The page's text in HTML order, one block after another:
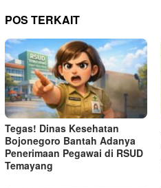
POS TERKAIT
Tegas! Dinas Kesehatan
Bojonegoro Bantah Adanya
Penerimaan Pegawai di RSUD
Temayang